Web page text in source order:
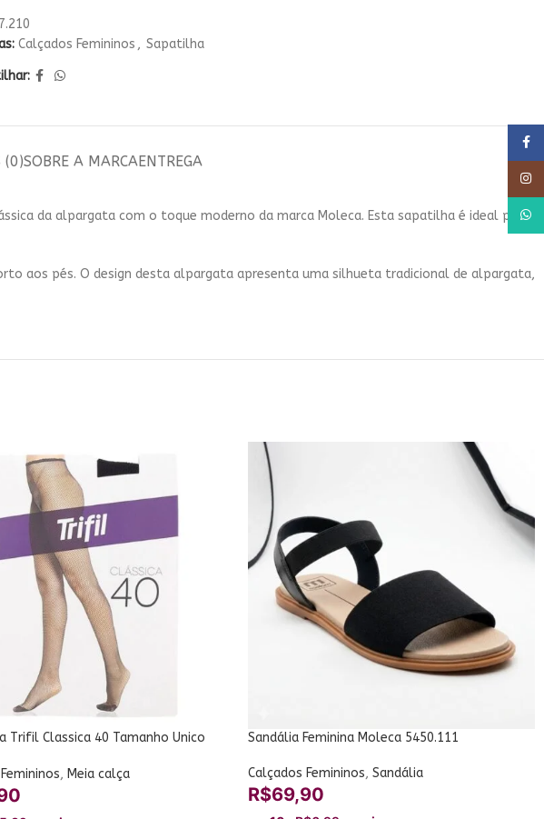
Calçados Femininos , Sapatilha
(0)SOBRE A MARCAENTREGA
da alpargata com o toque moderno da marca Moleca. Esta sapatilha é ideal para
aos pés. O design desta alpargata apresenta uma silhueta tradicional de alpargata,
Trifil Classica 40 Tamanho Unico
, Meia calça
Sandália Feminina Moleca 5450.111
Calçados Femininos, Sandália
R$69,90